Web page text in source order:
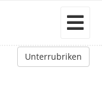
Unterrubriken